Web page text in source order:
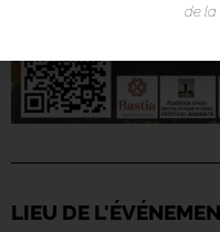
LIEU DE
de la